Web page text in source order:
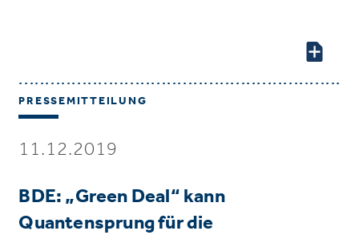
PRESSEMITTEILUNG
11.12.2019
BDE: „Green Deal“ kann
Quantensprung für die